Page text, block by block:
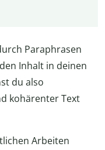
Paraphrasen
Inhalt in deinen
du also
kohärenter Text
Arbeiten